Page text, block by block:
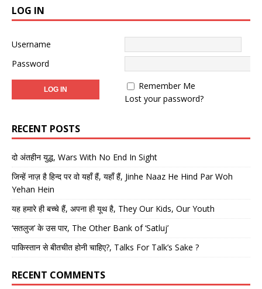
LOG IN
Username
Password
Remember Me
Lost your password?
RECENT POSTS
दो अंतहीन युद्ध, Wars With No End In Sight
जिन्हें नाज़ है हिन्द पर वो यहाँ हैं, यहाँ हैं, Jinhe Naaz He Hind Par Woh
Yehan Hein
यह हमारे ही बच्चे हैं, अपना ही यूथ है, They Our Kids, Our Youth
‘सतलुज’ के उस पार, The Other Bank of ‘Satluj’
पाकिस्तान से बीतचीत होनी चाहिए?, Talks For Talk’s Sake ?
RECENT COMMENTS